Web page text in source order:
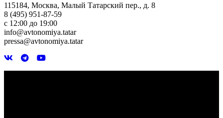
115184, Москва, Малый Татарский пер., д. 8
8 (495) 951-87-59
с 12:00 до 19:00
info@avtonomiya.tatar
pressa@avtonomiya.tatar